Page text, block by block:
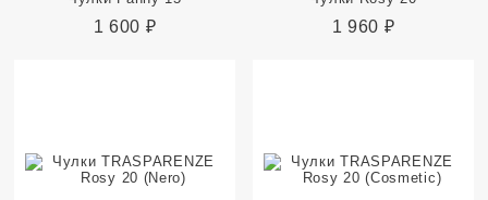
1 600 ₽ 1 960 ₽